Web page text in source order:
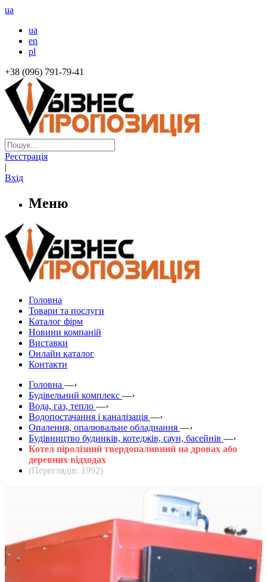
ua
ua
en
pl
+38 (096) 791-79-41
Реєстрація
|
Вхід
Меню
Головна
Товари та послуги
Каталог фірм
Новини компаній
Виставки
Онлайн каталог
Контакти
Головна —›
Будівельний комплекс —›
Вода, газ, тепло —›
Водопостачання і каналізація —›
Опалення, опалювальне обладнання —›
Будівництво будинків, котеджів, саун, басейнів —›
Котел піролізний твердопаливний на дровах або
деревних відходах
(Переглядів: 1992)